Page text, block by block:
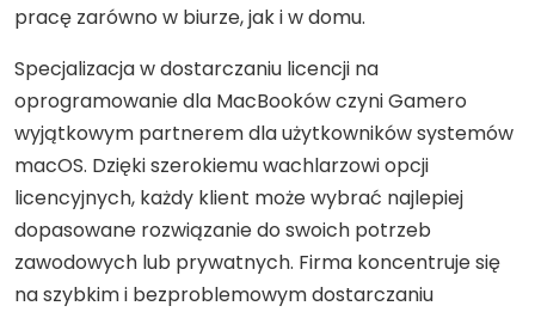
pracę zarówno w biurze, jak i w domu.
Specjalizacja w dostarczaniu licencji na
oprogramowanie dla MacBooków czyni Gamero
wyjątkowym partnerem dla użytkowników systemów
macOS. Dzięki szerokiemu wachlarzowi opcji
licencyjnych, każdy klient może wybrać najlepiej
dopasowane rozwiązanie do swoich potrzeb
zawodowych lub prywatnych. Firma koncentruje się
na szybkim i bezproblemowym dostarczaniu